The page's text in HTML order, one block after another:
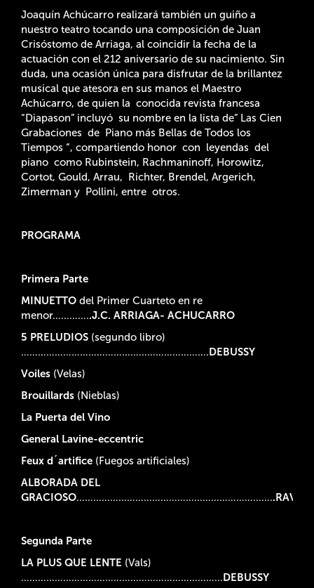
Joaquín Achúcarro realizará también un guiño a
nuestro teatro tocando una composición de Juan
Crisóstomo de Arriaga, al coincidir la fecha de la
actuación con el 212 aniversario de su nacimiento. Sin
duda, una ocasión única para disfrutar de la brillantez
musical que atesora en sus manos el Maestro
Achúcarro, de quien la conocida revista francesa
“Diapason” incluyó su nombre en la lista de” Las Cien
Grabaciones de Piano más Bellas de Todos los
Tiempos “, compartiendo honor con leyendas del
piano como Rubinstein, Rachmaninoff, Horowitz,
Cortot, Gould, Arrau, Richter, Brendel, Argerich,
Zimerman y Pollini, entre otros.
PROGRAMA
Primera Parte
MINUETTO del Primer Cuarteto en re
menor…………..J.C. ARRIAGA- ACHUCARRO
5 PRELUDIOS (segundo libro)
………………………………………………………….DEBUSSY
Voiles (Velas)
Brouillards (Nieblas)
La Puerta del Vino
General Lavine-eccentric
Feux d´artifice (Fuegos artificiales)
ALBORADA DEL
GRACIOSO……………………………………………………………..RAVEL
Segunda Parte
LA PLUS QUE LENTE (Vals)
………………………………………………………………DEBUSSY